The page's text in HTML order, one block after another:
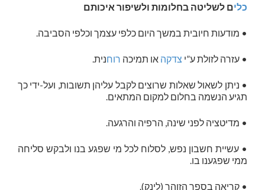
כלים לשליטה בחלומות ולשיפור איכותם
• מודעות חיובית במשך היום כלפי עצמך וכלפי הסביבה.
• עזרה לזולת ע”י צדקה או תמיכה רוחנית.
• ניתן לשאול שאלות שרוצים לקבל עליהן תשובות, ועל-ידי כך
תגיע הנשמה בחלום למקום המתאים.
• מדיטציה לפני שינה, הרפיה והרגעה.
• עשיית חשבון נפש, לסלוח לכל מי שפגע בנו ולבקש סליחה
ממי שפגענו בו.
• קריאה בספר הזוהר (לינק).